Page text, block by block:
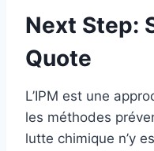
Next Step:
Quote
L’IPM est une
les méthodes
lutte chimique n’y